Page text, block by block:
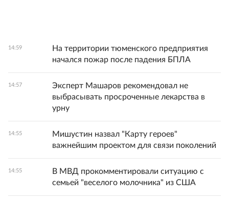
14:59
На территории тюменского предприятия
начался пожар после падения БПЛА
14:57
Эксперт Машаров рекомендовал не
выбрасывать просроченные лекарства в
урну
14:55
Мишустин назвал "Карту героев"
важнейшим проектом для связи поколений
14:55
В МВД прокомментировали ситуацию с
семьей "веселого молочника" из США